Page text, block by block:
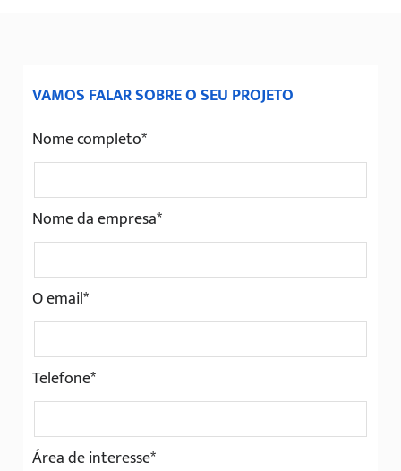
VAMOS FALAR SOBRE O SEU PROJETO
Nome completo*
Nome da empresa*
O email*
Telefone*
Área de interesse*